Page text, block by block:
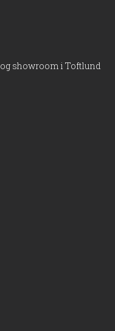
showroom i Toftlund